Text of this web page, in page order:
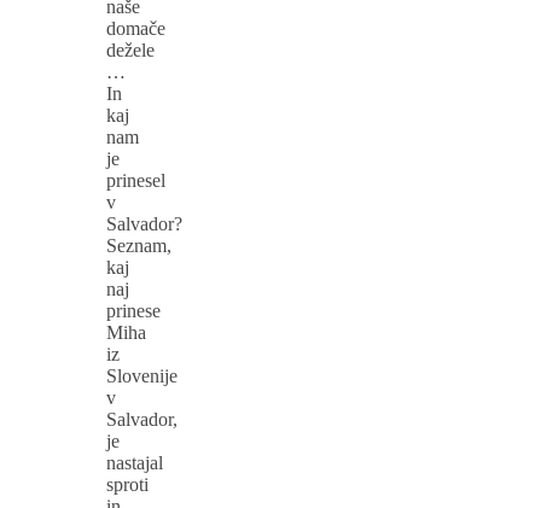
naše
domače
dežele
…
In
kaj
nam
je
prinesel
v
Salvador?
Seznam,
kaj
naj
prinese
Miha
iz
Slovenije
v
Salvador,
je
nastajal
sproti